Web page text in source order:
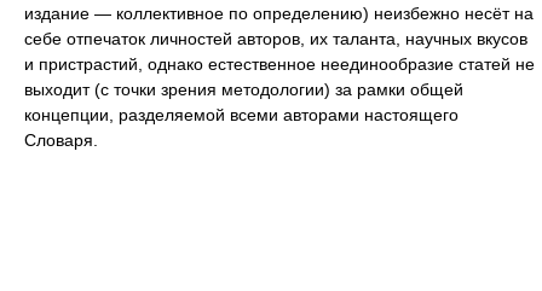
издание — коллективное по определению) неизбежно несёт на
себе отпечаток личностей авторов, их таланта, научных вкусов
и пристрастий, однако естественное неединообразие статей не
выходит (с точки зрения методологии) за рамки общей
концепции, разделяемой всеми авторами настоящего
Словаря.